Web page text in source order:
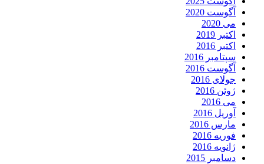
آگوست 2020
می 2020
اکتبر 2019
اکتبر 2016
سپتامبر 2016
آگوست 2016
جولای 2016
ژوئن 2016
می 2016
آوریل 2016
مارس 2016
فوریه 2016
ژانویه 2016
دسامبر 2015